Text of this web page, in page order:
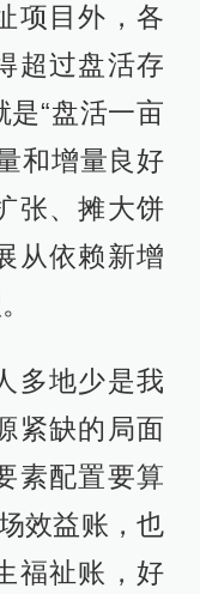
项目外，各
超过盘活存
“盘活一亩
和增量良好
张、摊大饼
从依赖新增
多地少是我
紧缺的局面
素配置要算
效益账，也
福祉账，好